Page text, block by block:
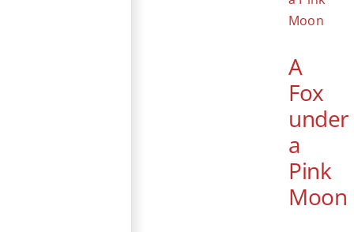
A
Fox
under
a
Pink
Moon